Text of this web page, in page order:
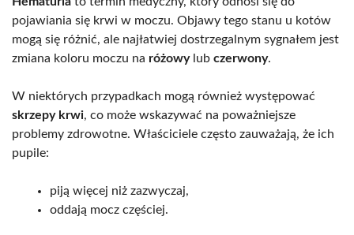
pojawiania się krwi w moczu. Objawy tego stanu u kotów
mogą się różnić, ale najłatwiej dostrzegalnym sygnałem jest
zmiana koloru moczu na różowylub czerwony.
W niektórych przypadkach mogą również występować
skrzepy krwi, co może wskazywać na poważniejsze
problemy zdrowotne. Właściciele często zauważają, że ich
pupile:
piją więcej niż zazwyczaj,
oddają mocz częściej.